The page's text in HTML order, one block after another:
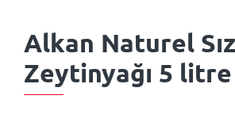
Alkan Naturel
Zeytinyağı 5 litre